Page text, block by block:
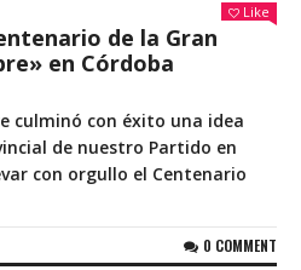
Like
de la Gran
en Córdoba
culminó con éxito una idea
de nuestro Partido en
con orgullo el Centenario
0 COMMENT